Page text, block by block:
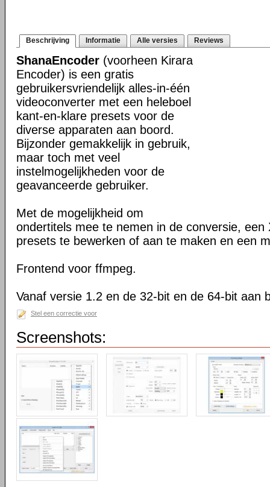
Beschrijving Informatie Alle versies Reviews
ShanaEncoder (voorheen Kirara
Encoder) is een gratis
gebruikersvriendelijk alles-in-één
videoconverter met een heleboel
kant-en-klare presets voor de
diverse apparaten aan boord.
Bijzonder gemakkelijk in gebruik,
maar toch met veel
instelmogelijkheden voor de
geavanceerde gebruiker.
Met de mogelijkheid om
ondertitels mee te nemen in de conversie, een
presets te bewerken of aan te maken en een
Frontend voor ffmpeg.
Vanaf versie 1.2 en de 32-bit en de 64-bit aan
Stel een correctie voor
Screenshots: